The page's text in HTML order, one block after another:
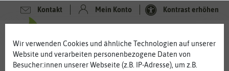
Kontakt Mein Konto Kontrast erhöhen
Wir verwenden Cookies und ähnliche Technologien auf unserer
Website und verarbeiten personenbezogene Daten von
Besucher:innen unserer Webseite (z.B. IP-Adresse), um z.B.